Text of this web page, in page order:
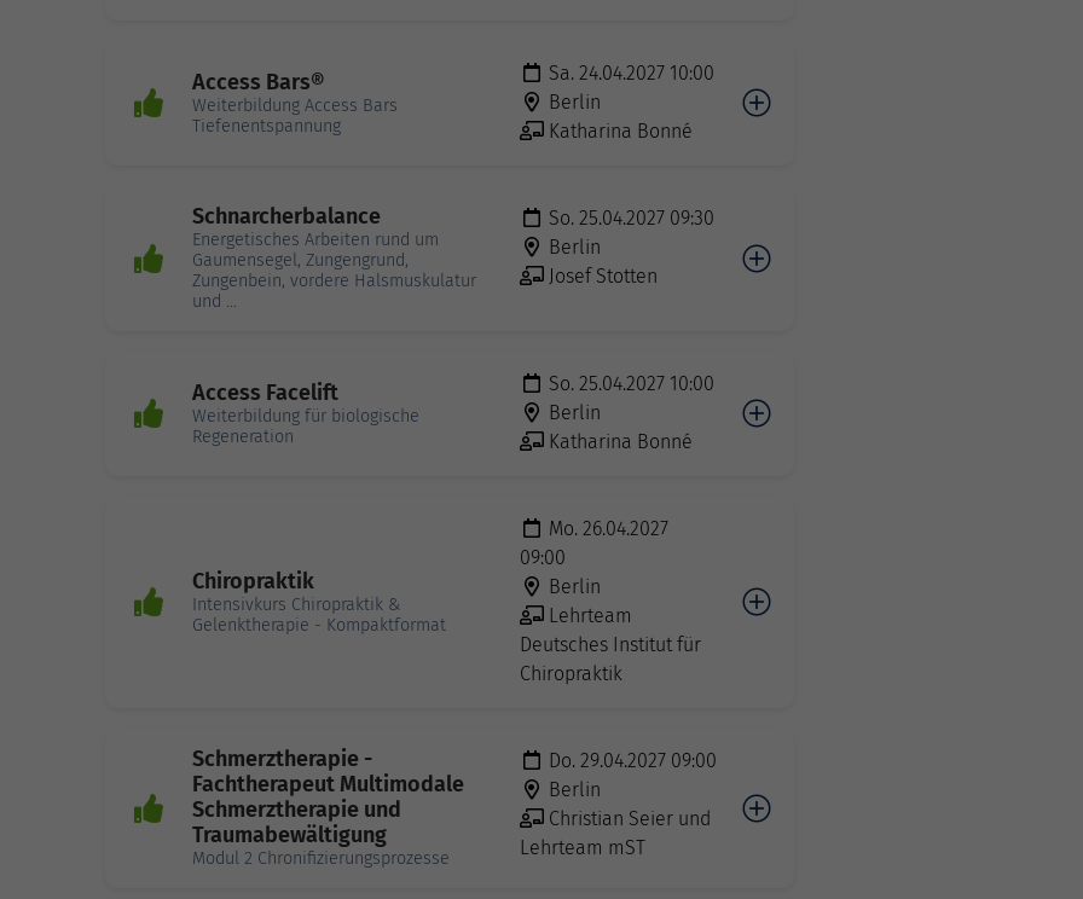
Access Bars®
Weiterbildung Access Bars
Tiefenentspannung
Sa. 24.04.2027 10:00
Berlin
Katharina Bonné
Schnarcherbalance
Energetisches Arbeiten rund um
Gaumensegel, Zungengrund,
Zungenbein, vordere Halsmuskulatur
und ...
So. 25.04.2027 09:30
Berlin
Josef Stotten
Access Facelift
Weiterbildung für biologische
Regeneration
So. 25.04.2027 10:00
Berlin
Katharina Bonné
Chiropraktik
Intensivkurs Chiropraktik &
Gelenktherapie - Kompaktformat
Mo. 26.04.2027
09:00
Berlin
Lehrteam
Deutsches Institut für
Chiropraktik
Schmerztherapie -
Fachtherapeut Multimodale
Schmerztherapie und
Traumabewältigung
Modul 2 Chronifizierungsprozesse
Do. 29.04.2027 09:00
Berlin
Christian Seier und
Lehrteam mST